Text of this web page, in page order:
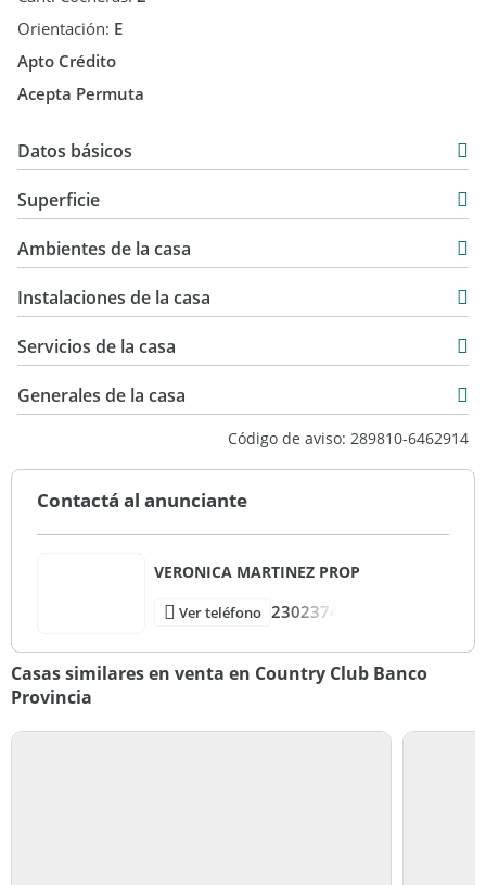
Orientación: E
Apto Crédito
Acepta Permuta
Datos básicos
Venta
USD 340.000
Superficie
332 m2
Ambientes de la casa
Instalaciones de la casa
Servicios de la casa
Generales de la casa
Código de aviso: 289810-6462914
Contactá al anunciante
VERONICA MARTINEZ PROP
Ver teléfono 2302374
Casas similares en venta en Country Club Banco
Provincia